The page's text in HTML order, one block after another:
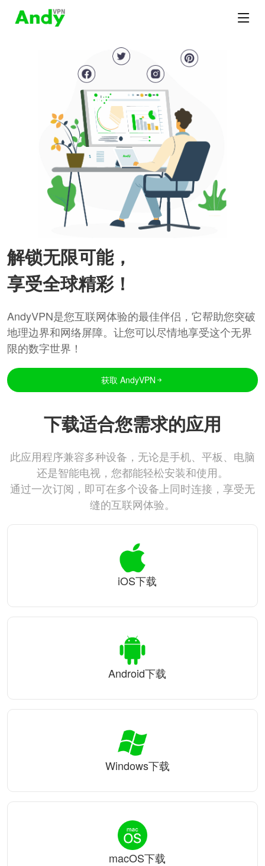
解锁无限可能，
享受全球精彩！
AndyVPN是您互联网体验的最佳伴侣，它帮助您突破
地理边界和网络屏障。让您可以尽情地享受这个无界
限的数字世界！
获取 AndyVPN
下载适合您需求的应用
此应用程序兼容多种设备，无论是手机、平板、电脑
还是智能电视，您都能轻松安装和使用。
通过一次订阅，即可在多个设备上同时连接，享受无
缝的互联网体验。
iOS下载
Android下载
Windows下载
macOS下载